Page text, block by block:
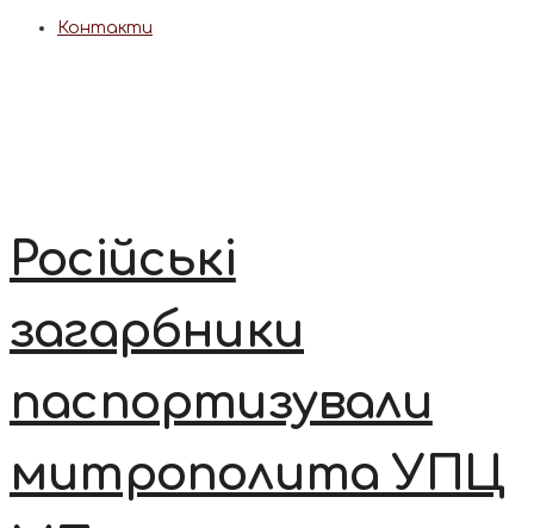
Контакти
Російські
загарбники
паспортизували
митрополита УПЦ